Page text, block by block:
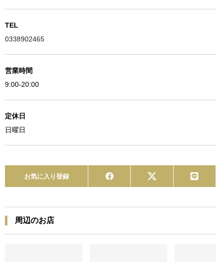
TEL
0338902465
営業時間
9:00-20:00
定休日
日曜日
お気に入り登録
周辺のお店